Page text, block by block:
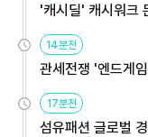
'캐시딜' 캐시워크
14분전
관세전쟁 '엔드게
용해야
17분전
섬유패션 글로벌